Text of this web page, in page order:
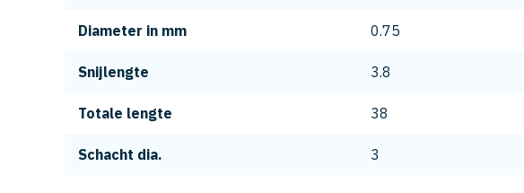
Diameter in mm 0.75
Snijlengte 3.8
Totale lengte 38
Schacht dia. 3